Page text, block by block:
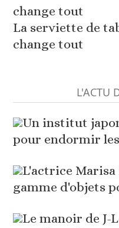
La serviette de
change tout
L'ACTU
Un institut
pour endormir
L'actrice Marisa
gamme d'objets
Le manoir de J-